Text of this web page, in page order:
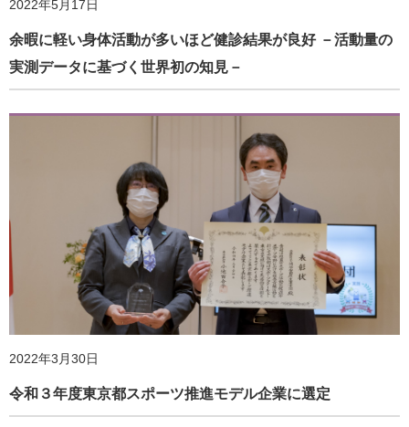
健康づくりDVD『だれでも、どこでも安心してできるピラ
ティス』刊行！全国の健康増進関連施設や団体に配布
テレワークと出勤のハイブリッド勤務が広がるも、企業に
おけるテレワークに対応した健康管理に課題－厚生労働…
2022年5月17日
余暇に軽い身体活動が多いほど健診結果が良好 －活動量の
実測データに基づく世界初の知見－
2022年3月30日
令和３年度東京都スポーツ推進モデル企業に選定